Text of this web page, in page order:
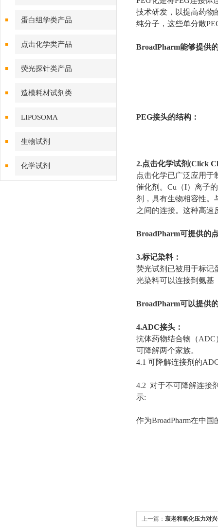
蛋白组学类产品
点击化学类产品
荧光探针类产品
造模耗材试剂类
LIPOSOMA
生物试剂
化学试剂
技术研发，以提高药物
纯分子，这些单分散
BroadPharm能够提供
PEG接头的结构：
2.点击化学试剂(Click
点击化学已广泛应用于
催化剂。Cu（I）离子
剂，具有生物相容性。
之间的连接。这种高速
BroadPharm可提供的
3.标记染料：
荧光试剂已被用于标记
光染料可以连接到氨基
BroadPharm可以提供
4.ADC接头：
抗体药物结合物（
可降解两个家族。
4.1 可降解连接剂的
4.2 对于不可降解连接
示:
作为BroadPharm在中
上一篇： 衰老和氧化压力对